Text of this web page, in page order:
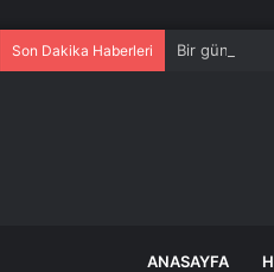
Son Dakika Haberleri Bir gün bile
ANASAYFA